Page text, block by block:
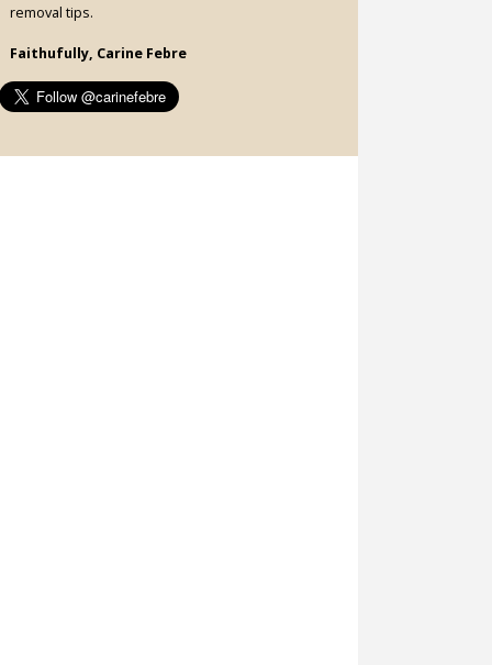
removal tips.
Faithufully, Carine Febre